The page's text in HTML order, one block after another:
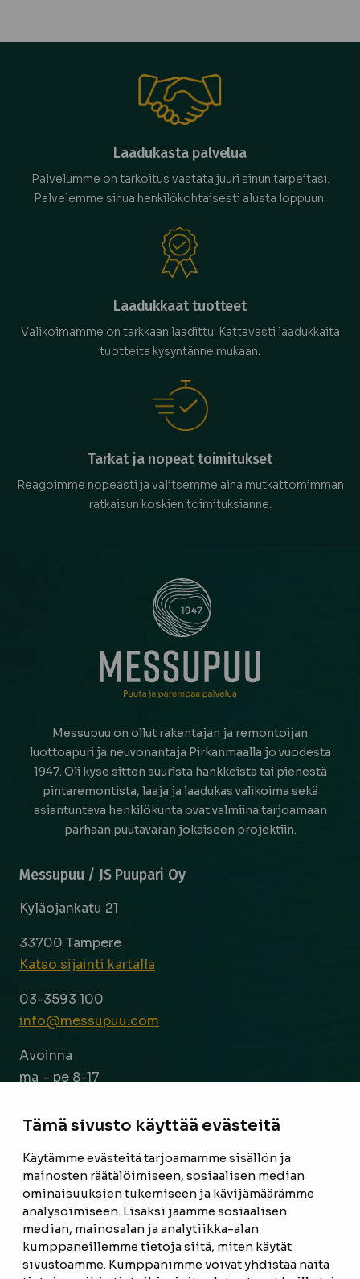
Tämä sivusto käyttää evästeitä
Käytämme evästeitä tarjoamamme sisällön ja
mainosten räätälöimiseen, sosiaalisen median
ominaisuuksien tukemiseen ja kävijämäärämme
analysoimiseen. Lisäksi jaamme sosiaalisen
median, mainosalan ja analytiikka-alan
kumppaneillemme tietoja siitä, miten käytät
sivustoamme. Kumppanimme voivat yhdistää näitä
Laadukasta palvelua
Palvelumme on tarkoitus vastata juuri sinun tarpeitasi.
Palvelemme sinua henkilökohtaisesti alusta loppuun.
Laadukkaat tuotteet
Valikoimamme on tarkkaan laadittu. Kattavasti laadukkaita
tuotteita kysyntänne mukaan.
Tarkat ja nopeat toimitukset
Reagoimme nopeasti ja valitsemme aina mutkattomimman
ratkaisun koskien toimituksianne.
Messupuu on ollut rakentajan ja remontoijan
luottoapuri ja neuvonantaja Pirkanmaalla jo vuodesta
1947. Oli kyse sitten suurista hankkeista tai pienestä
pintaremontista, laaja ja laadukas valikoima sekä
asiantunteva henkilökunta ovat valmiina tarjoamaan
parhaan puutavaran jokaiseen projektiin.
Messupuu / JS Puupari Oy
Kyläojankatu 21
33700 Tampere
Katso sijainti kartalla
03-3593 100
info@messupuu.com
Avoinna
ma – pe 8-17
ETUSIVU
TUOTTEET
REFERENSSIT